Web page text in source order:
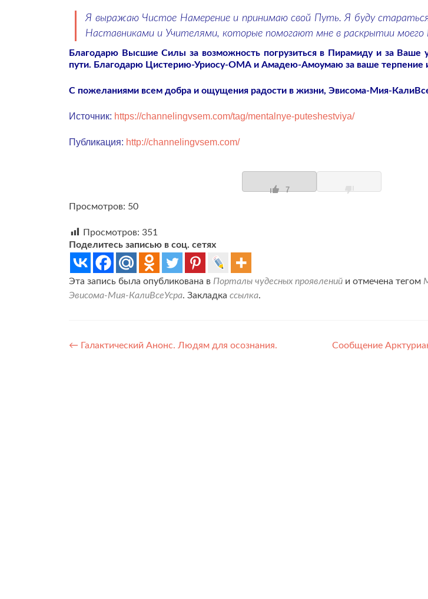
Я выражаю Чистое Намерение и принимаю свой Путь. Я буду
Наставниками и Учителями, которые помогают мне в раскрытии моего
Благодарю Высшие Силы за возможность погрузиться в Пирамиду и за Ваше
пути. Благодарю Цистерию-Уриосу-ОМА и Амадею-Амоумаю за ваше терпение
С пожеланиями всем добра и ощущения радости в жизни, Эвисома-Мия-
Источник: https://channelingvsem.com/tag/mentalnye-puteshestviya/
Публикация: http://channelingvsem.com/
7
Просмотров: 50
Просмотров: 351
Поделитесь записью в соц. сетях
Эта запись была опубликована в Порталы чудесных проявлений и отмечена тегом
Эвисома-Мия-КалиВсеУсра. Закладка ссылка.
Навигация
← Галактический Анонс. Людям для осознания. Сообщение